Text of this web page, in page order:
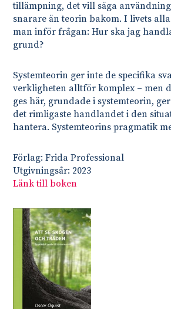
tillämpning, det vill säga
snarare än teorin bakom. I livets
man inför frågan: Hur ska jag
grund?
Systemteorin ger inte de specifika
verkligheten alltför komplex – men
ges här, grundade i systemteorin,
det rimligaste handlandet i den
hantera. Systemteorins pragmatik
Förlag: Frida Professional
Utgivningsår: 2023
Länk till boken